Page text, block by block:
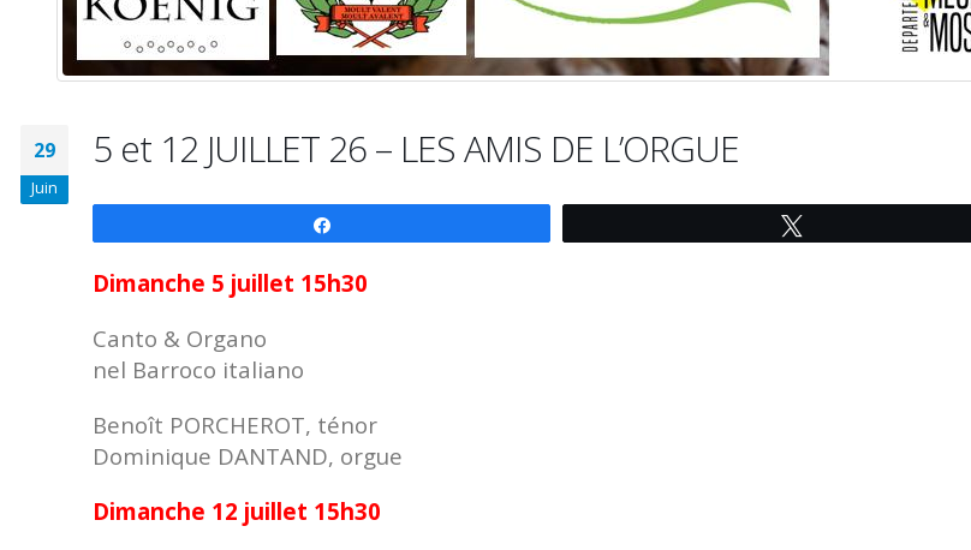
29
Juin
5 et 12 JUILLET 26 – LES AMIS DE L’ORGUE
Dimanche 5 juillet 15h30
Canto & Organo
nel Barroco italiano
Benoît PORCHEROT, ténor
Dominique DANTAND, orgue
Dimanche 12 juillet 15h30